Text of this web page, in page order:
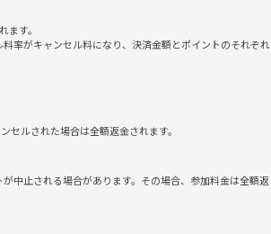
して1日が過ぎたり……
考えてます‼️
す。
率がキャンセル料になり、決済金額とポイントのそれぞれ
セルされた場合は全額返金されます。
中止される場合があります。その場合、参加料金は全額返